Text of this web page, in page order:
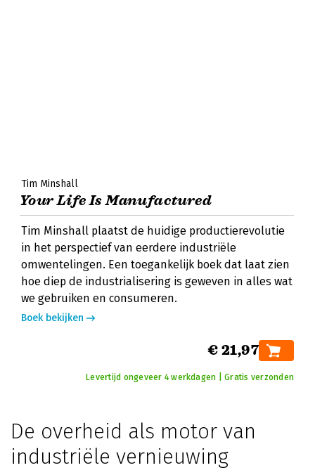
Tim Minshall
Your Life Is Manufactured
Tim Minshall plaatst de huidige productierevolutie
in het perspectief van eerdere industriële
omwentelingen. Een toegankelijk boek dat laat zien
hoe diep de industrialisering is geweven in alles wat
we gebruiken en consumeren.
Boek bekijken
€ 21,97
Levertijd ongeveer 4 werkdagen | Gratis verzonden
De overheid als motor van
industriële vernieuwing